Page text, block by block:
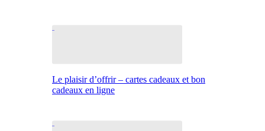
Le plaisir d’offrir – cartes cadeaux et bon
cadeaux en ligne